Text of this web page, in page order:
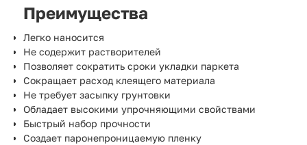
Преимущества
Легко наносится
Не содержит растворителей
Позволяет сократить сроки укладки паркета
Сокращает расход клеящего материала
Не требует засыпку грунтовки
Обладает высокими упрочняющими свойствами
Быстрый набор прочности
Создает паронепроницаемую пленку